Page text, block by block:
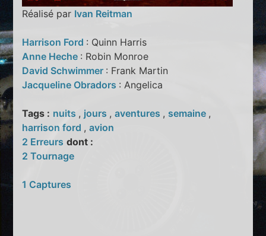
Réalisé par Ivan Reitman
Harrison Ford : Quinn Harris
Anne Heche : Robin Monroe
David Schwimmer : Frank Martin
Jacqueline Obradors : Angelica
Tags : nuits , jours ,aventures , semaine ,
harrison ford ,avion
2 Erreurs dont :
2 Tournage
1 Captures